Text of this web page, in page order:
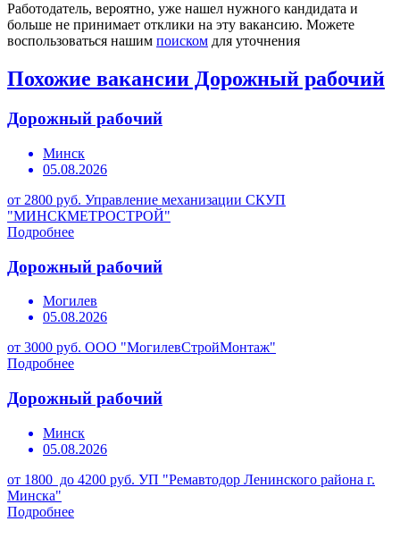
Работодатель, вероятно, уже нашел нужного кандидата и
больше не принимает отклики на эту вакансию. Можете
воспользоваться нашим поиском для уточнения
Похожие вакансии Дорожный рабочий
Дорожный рабочий
Минск
05.08.2026
от 2800 руб. Управление механизации СКУП
"МИНСКМЕТРОСТРОЙ"
Подробнее
Дорожный рабочий
Могилев
05.08.2026
от 3000 руб. ООО "МогилевСтройМонтаж"
Подробнее
Дорожный рабочий
Минск
05.08.2026
от 1800 до 4200 руб. УП "Ремавтодор Ленинского района г.
Минска"
Подробнее